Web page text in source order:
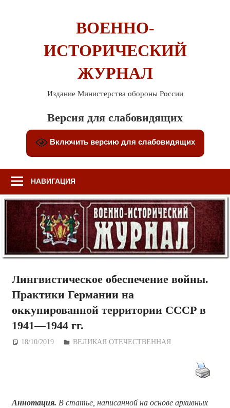
ВОЕННО-
ИСТОРИЧЕСКИЙ
ЖУРНАЛ
Издание Министерства обороны России
Версия для слабовидящих
Включить версию для слабовидящих
НАВИГАЦИЯ
Лингвистическое обеспечение войны.
Практики Германии на
оккупированной территории СССР в
1941—1944 гг.
18/10/2019 Дежурный по Редакции
ВЕЛИКАЯ ОТЕЧЕСТВЕННАЯ
Аннотация. В статье, написанной на основе архивных